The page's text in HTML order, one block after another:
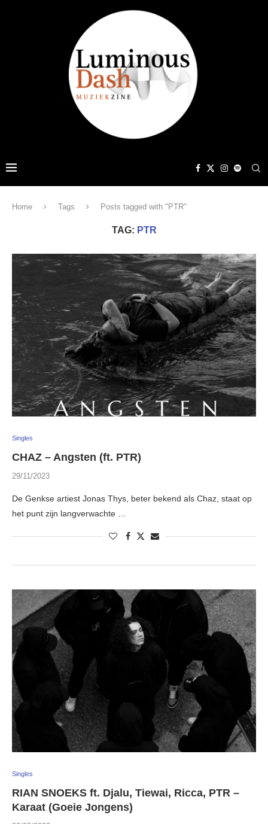
Home Tags Posts tagged with "PTR"
TAG: PTR
Singles
CHAZ – Angsten (ft. PTR)
29/11/2023
De Genkse artiest Jonas Thys, beter bekend als Chaz, staat op
het punt zijn langverwachte …
Singles
RIAN SNOEKS ft. Djalu, Tiewai, Ricca, PTR –
Karaat (Goeie Jongens)